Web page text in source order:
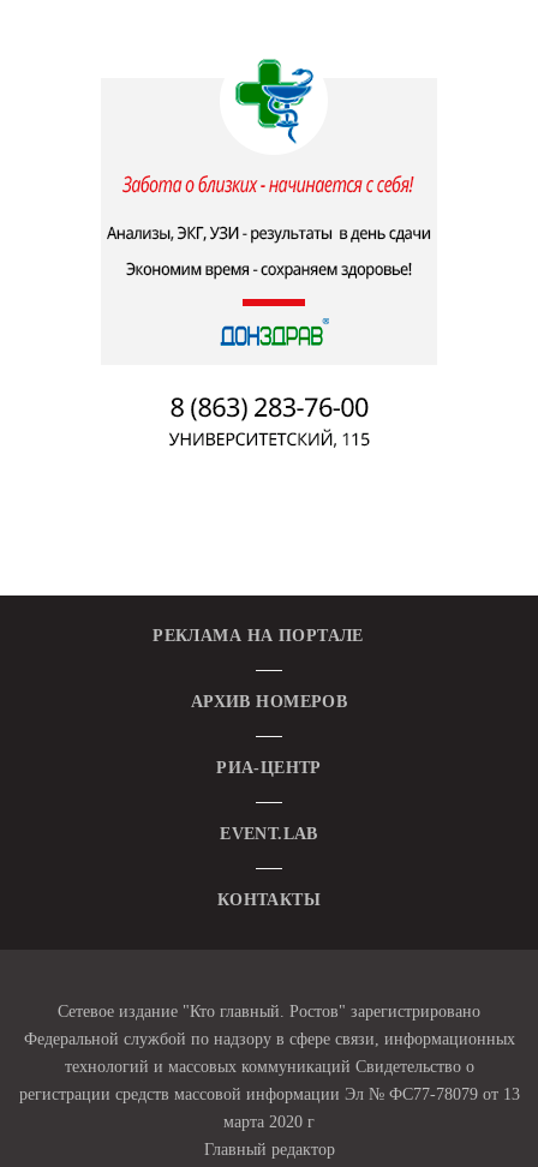
РЕКЛАМА НА ПОРТАЛЕ
АРХИВ НОМЕРОВ
РИА-ЦЕНТР
EVENT.LAB
КОНТАКТЫ
Сетевое издание "Кто главный. Ростов" зарегистрировано
Федеральной службой по надзору в сфере связи, информационных
технологий и массовых коммуникаций Свидетельство о
регистрации средств массовой информации Эл № ФС77-78079 от 13
марта 2020 г
Главный редактор